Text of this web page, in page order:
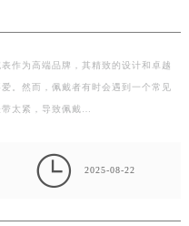
表作为高端品牌，其精致的设计和卓越
。然而，佩戴者有时会遇到一个常见
太紧，导致佩戴…
 2025-08-22